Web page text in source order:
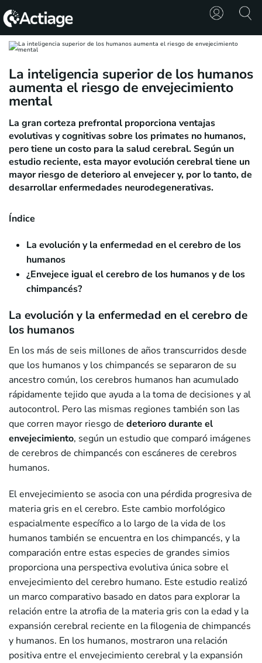
TRATAMIENTOS
CONOCE
ACTIAGE
RECURSOS
La inteligencia superior de los humanos
aumenta el riesgo de envejecimiento
mental
La gran corteza prefrontal proporciona ventajas
evolutivas y cognitivas sobre los primates no humanos,
pero tiene un costo para la salud cerebral. Según un
estudio reciente, esta mayor evolución cerebral tiene un
mayor riesgo de deterioro al envejecer y, por lo tanto, de
desarrollar enfermedades neurodegenerativas.
Índice
La evolución y la enfermedad en el cerebro de los
humanos
¿Envejece igual el cerebro de los humanos y de los
chimpancés?
La evolución y la enfermedad en el cerebro de
los humanos
En los más de seis millones de años transcurridos desde
que los humanos y los chimpancés se separaron de su
ancestro común, los cerebros humanos han acumulado
rápidamente tejido que ayuda a la toma de decisiones y al
autocontrol. Pero las mismas regiones también son las
que corren mayor riesgo de deterioro durante el
envejecimiento, según un estudio que comparó imágenes
de cerebros de chimpancés con escáneres de cerebros
humanos.
El envejecimiento se asocia con una pérdida progresiva de
materia gris en el cerebro. Este cambio morfológico
espacialmente específico a lo largo de la vida de los
humanos también se encuentra en los chimpancés, y la
comparación entre estas especies de grandes simios
proporciona una perspectiva evolutiva única sobre el
envejecimiento del cerebro humano. Este estudio realizó
un marco comparativo basado en datos para explorar la
relación entre la atrofia de la materia gris con la edad y la
expansión cerebral reciente en la filogenia de chimpancés
y humanos. En los humanos, mostraron una relación
positiva entre el envejecimiento cerebral y la expansión